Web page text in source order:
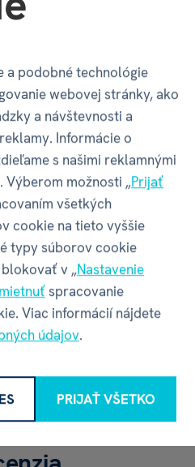
ALBI s.r.o.
ulica 8557/22 | Žilina |
01001 | Slovensko
|+421908720000
www.albi.sk
a podobné technológie
webovej stránky, ako
a návštevnosti a
Informácie o
s našimi reklamnými
možnosti „Prijať
všetkých
cookie na tieto vyššie
typy súborov cookie
v „Nastavenie
spracovanie
Viac informácií nájdete
údajov.
PRIJAŤ VŠETKO